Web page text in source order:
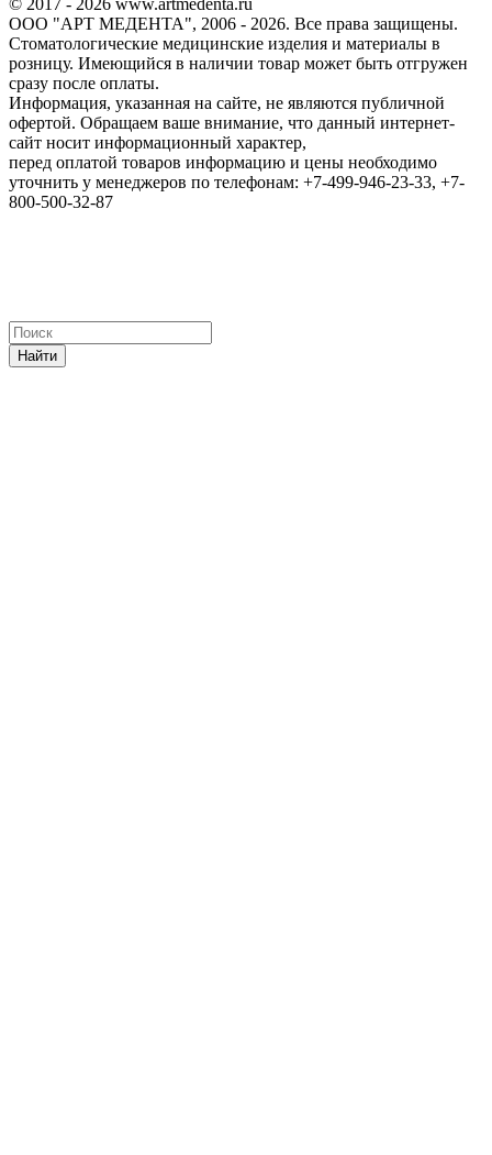
© 2017 - 2026 www.artmedenta.ru
ООО "АРТ МЕДЕНТА", 2006 - 2026. Все права защищены.
Стоматологические медицинские изделия и материалы в
розницу. Имеющийся в наличии товар может быть отгружен
сразу после оплаты.
Информация, указанная на сайте, не являются публичной
офертой. Обращаем ваше внимание, что данный интернет-
сайт носит информационный характер,
перед оплатой товаров информацию и цены необходимо
уточнить у менеджеров по телефонам: +7-499-946-23-33, +7-
800-500-32-87
Найти